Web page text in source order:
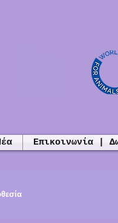
Επικοινωνία |